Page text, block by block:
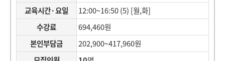
교육시간·요일
12:00~16:50 (5) [월,화]
수강료
694,460원
본인부담금
202,900~417,960원